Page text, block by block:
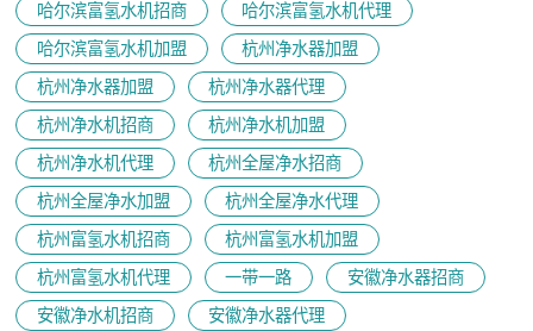
哈尔滨富氢水机招商
哈尔滨富氢水机代理
哈尔滨富氢水机加盟
杭州净水器加盟
杭州净水器加盟
杭州净水器代理
杭州净水机招商
杭州净水机加盟
杭州净水机代理
杭州全屋净水招商
杭州全屋净水加盟
杭州全屋净水代理
杭州富氢水机招商
杭州富氢水机加盟
杭州富氢水机代理
一带一路
安徽净水器招商
安徽净水机招商
安徽净水器代理